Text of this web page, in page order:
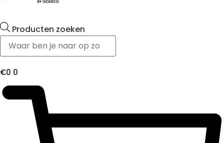
Producten zoeken
€0 0